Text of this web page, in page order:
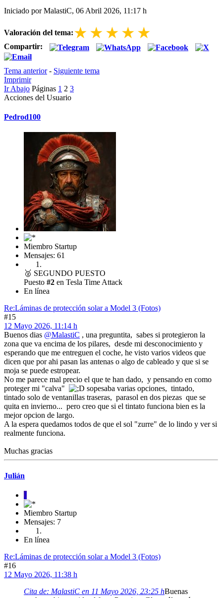
Iniciado por MalastiC, 06 Abril 2026, 11:17 h
Valoración del tema:★★★★★
Compartir:
Tema anterior- Siguiente tema
Imprimir
Ir Abajo Páginas 1 2 3
Acciones del Usuario
Pedrod100
Miembro Startup
Mensajes: 61
🥈 SEGUNDO PUESTO
Puesto #2 en Tesla Time Attack
En línea
Re:Láminas de protección solar a Model 3 (Fotos)
#15
12 Mayo 2026, 11:14 h
Buenos dias @MalastiC , una preguntita, sabes si protegieron la
zona que va encima de los pilares, desde mi desconocimiento y
esperando que me entreguen el coche, he visto varios videos que
dicen que por ahi pasan las antenas o algo de cableado y que si se
moja se puede estropear.
No me parece mal precio el que te han dado, y pensando en como
proteger mi "calva"
sopesaba varias opciones, tintado,
tintado solo de ventanillas traseras, parasol en dos piezas que se
quita en invierno... pero creo que si el tintato funciona bien es la
mejor opcion de largo.
A la espera quedamos todos de que el sol "zurre" de lo lindo y ver si
realmente funciona.
Muchas gracias
Julián
J
Miembro Startup
Mensajes: 7
En línea
Re:Láminas de protección solar a Model 3 (Fotos)
#16
12 Mayo 2026, 11:38 h
Cita de: MalastiC en 11 Mayo 2026, 23:25 hBuenas